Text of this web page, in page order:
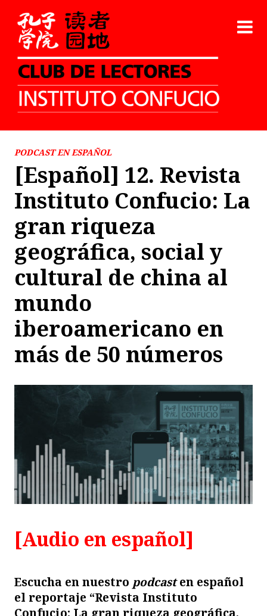
PODCAST EN ESPAÑOL
[Español] 12. Revista
Instituto Confucio: La
gran riqueza
geográfica, social y
cultural de china al
mundo
iberoamericano en
más de 50 números
[Audio en español]
Escucha en nuestro podcasten español
el reportaje “Revista Instituto